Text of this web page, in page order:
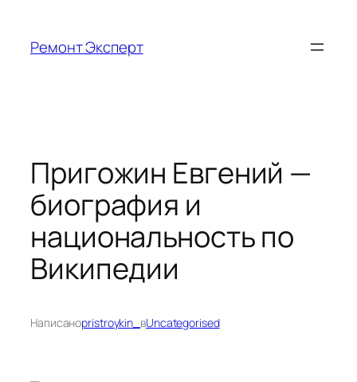
содержимому
Ремонт Эксперт
Пригожин Евгений —
биография и
национальность по
Википедии
Написаноpristroykin_ вUncategorised